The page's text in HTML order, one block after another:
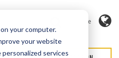
your computer.
your website
services
Sprache